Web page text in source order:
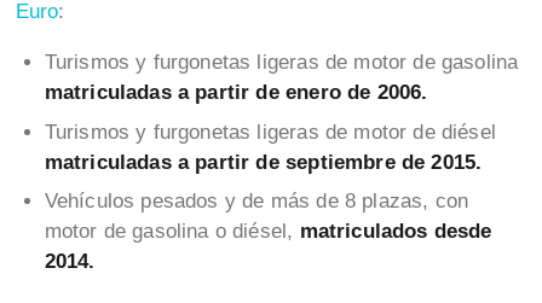
Euro:
Turismos y furgonetas ligeras de motor de gasolina
matriculadas a partir de enero de 2006.
Turismos y furgonetas ligeras de motor de diésel
matriculadas a partir de septiembre de 2015.
Vehículos pesados y de más de 8 plazas, con
motor de gasolina o diésel, matriculados desde
2014.